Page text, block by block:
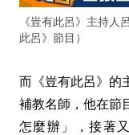
《豈有此呂》主持
此呂》節目）
而《豈有此呂》的
補教名師，他在節
怎麼辦」，接著